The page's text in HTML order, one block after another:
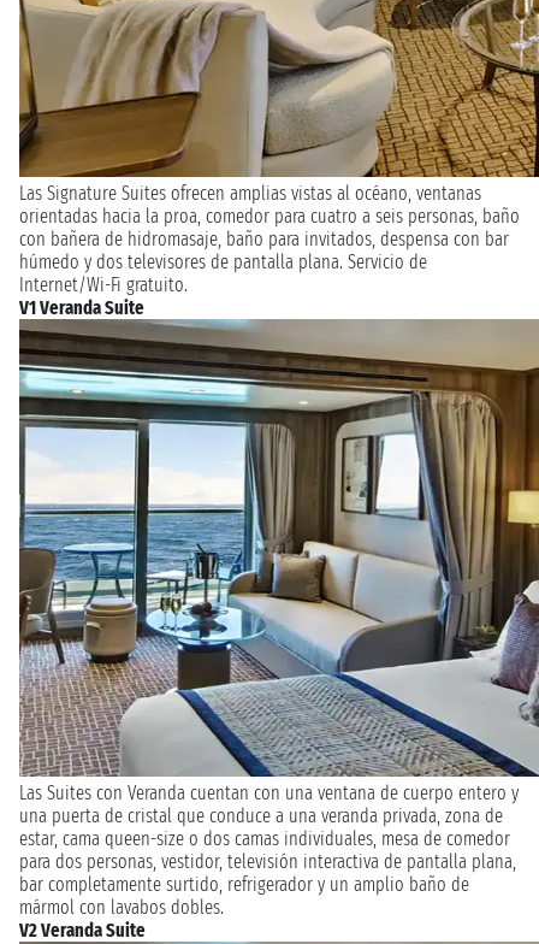
Las Signature Suites ofrecen amplias vistas al océano, ventanas
orientadas hacia la proa, comedor para cuatro a seis personas, baño
con bañera de hidromasaje, baño para invitados, despensa con bar
húmedo y dos televisores de pantalla plana. Servicio de
Internet/Wi-Fi gratuito.
V1 Veranda Suite
Las Suites con Veranda cuentan con una ventana de cuerpo entero y
una puerta de cristal que conduce a una veranda privada, zona de
estar, cama queen-size o dos camas individuales, mesa de comedor
para dos personas, vestidor, televisión interactiva de pantalla plana,
bar completamente surtido, refrigerador y un amplio baño de
mármol con lavabos dobles.
V2 Veranda Suite